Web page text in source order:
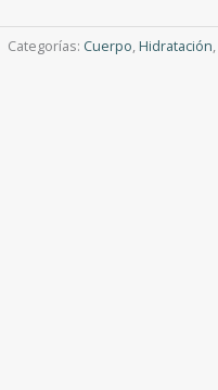
Categorías: Cuerpo,Hidratación,